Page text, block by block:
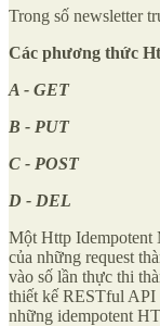
Trong số newsletter
Các phương thức
A - GET
B - PUT
C - POST
D - DEL
Một Http Idempotent
của những request
vào số lần thực thi
thiết kế RESTful API
những idempotent